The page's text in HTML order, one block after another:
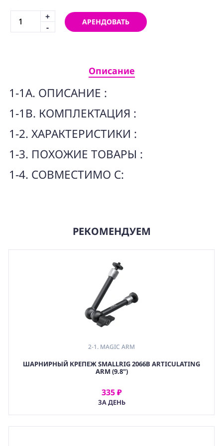
ОБЕСПЕЧЕНИЕ
Условия
О
нас
Контакты
+
-
АРЕНДОВАТЬ
Описание
1-1A. ОПИСАНИЕ :
1-1B. КОМПЛЕКТАЦИЯ :
1-2. ХАРАКТЕРИСТИКИ :
1-3. ПОХОЖИЕ ТОВАРЫ :
1-4. СОВМЕСТИМО С:
РЕКОМЕНДУЕМ
2-1. MAGIC ARM
2. ШАРНИРНЫЙ КРЕПЕЖ (ARTICULATING ARM)
,
ШАРНИРНЫЙ КРЕПЕЖ SMALLRIG 2066B ARTICULATING
ARM (9.8")
335 ₽
ЗА ДЕНЬ
АРЕНДОВАТЬ